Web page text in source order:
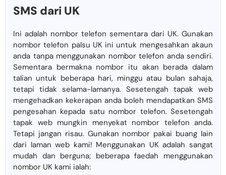
SMS dari UK
Ini adalah nombor telefon sementara dari UK. Gunakan
nombor telefon palsu UK ini untuk mengesahkan akaun
anda tanpa menggunakan nombor telefon anda sendiri.
Sementara bermakna nombor itu akan berada dalam
talian untuk beberapa hari, minggu atau bulan sahaja,
tetapi tidak selama-lamanya. Sesetengah tapak web
mengehadkan kekerapan anda boleh mendapatkan SMS
pengesahan kepada satu nombor telefon. Sesetengah
tapak web mungkin menyekat nombor telefon anda.
Tetapi jangan risau. Gunakan nombor pakai buang lain
dari laman web kami! Menggunakan UK adalah sangat
mudah dan berguna; beberapa faedah menggunakan
nombor UK kami ialah: